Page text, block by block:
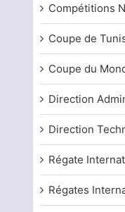
Compétitions
Coupe de
Coupe du
Direction
Direction
Régate
Régates